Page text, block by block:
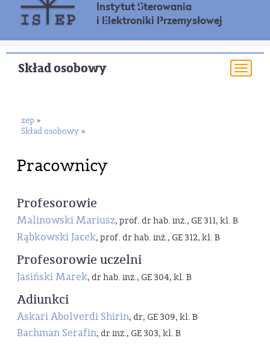
Instytut Sterowania
i Elektroniki Przemysłowej
Skład osobowy
zep »
Skład osobowy »
Pracownicy
Profesorowie
Malinowski Mariusz, prof. dr hab. inż., GE 311, kl. B
Rąbkowski Jacek, prof. dr hab. inż., GE 312, kl. B
Profesorowie uczelni
Jasiński Marek, dr hab. inż., GE 304, kl. B
Adiunkci
Askari Abolverdi Shirin, dr, GE 309, kl. B
Bachman Serafin, dr inż., GE 303, kl. B